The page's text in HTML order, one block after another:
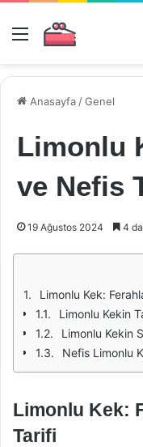
Menü
Anasayfa /Genel
Limonlu
ve Nefis
19 Ağustos 2024 4
Limonlu Kek:
Limonlu Kekin
Limonlu Kekin
Nefis Limonlu
Limonlu Kek:
Tarifi